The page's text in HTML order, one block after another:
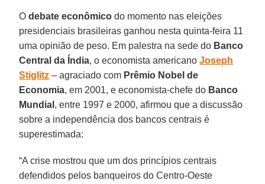
Odebate econômico do momento nas eleições
presidenciais brasileiras ganhou nesta quinta-feira 11
uma opinião de peso. Em palestra na sede do Banco
Central da Índia, o economista americanoJoseph
Stiglitz – agraciado com Prêmio Nobel de
Economia, em 2001, e economista-chefe do Banco
Mundial , entre 1997 e 2000, afirmou que a discussão
sobre a independência dos bancos centrais é
superestimada:
“A crise mostrou que um dos princípios centrais
defendidos pelos banqueiros do Centro-Oeste